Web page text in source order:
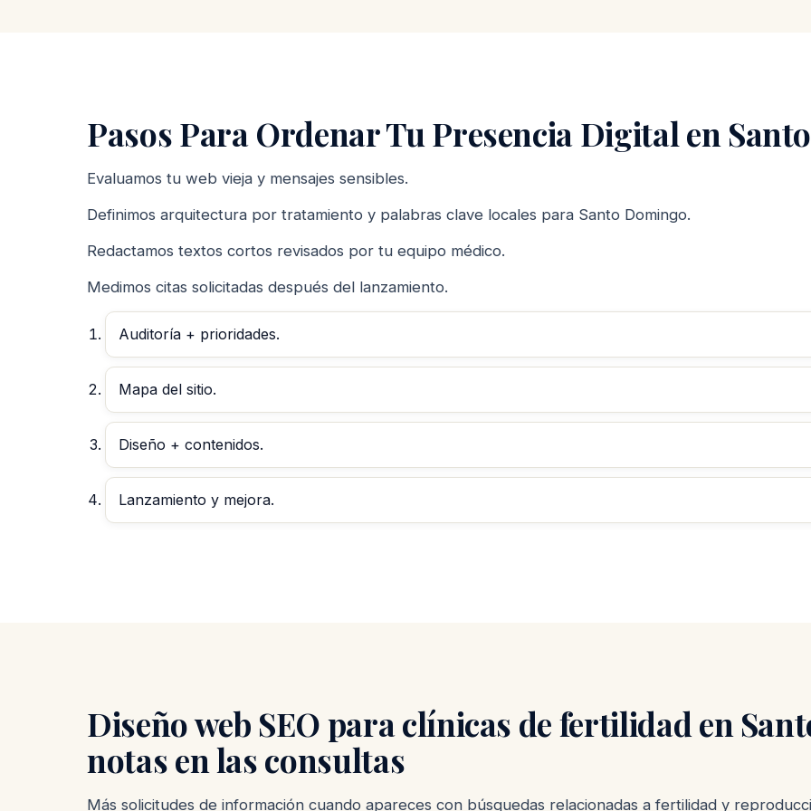
Pasos Para Ordenar Tu Presencia Digital en
Evaluamos tu web vieja y mensajes sensibles.
Definimos arquitectura por tratamiento y palabras clave locales para Santo Domingo.
Redactamos textos cortos revisados por tu equipo médico.
Medimos citas solicitadas después del lanzamiento.
Auditoría + prioridades.
Mapa del sitio.
Diseño + contenidos.
Lanzamiento y mejora.
Diseño web SEO para clínicas de fertilidad en
notas en las consultas
Más solicitudes de información cuando apareces con búsquedas relacionadas a fertilidad y